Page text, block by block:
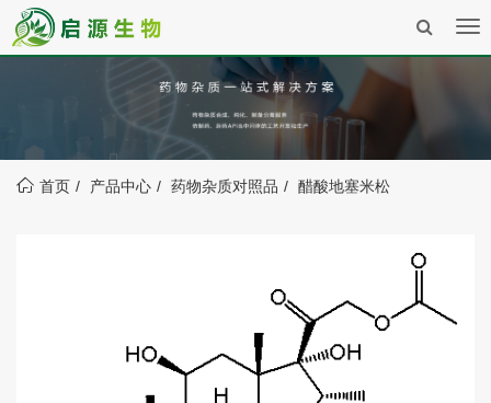
首页 产品中心 药物杂质对照品 醋酸地塞米松